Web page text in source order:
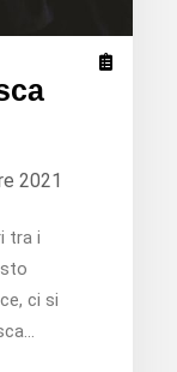
2021
tra i
ci si